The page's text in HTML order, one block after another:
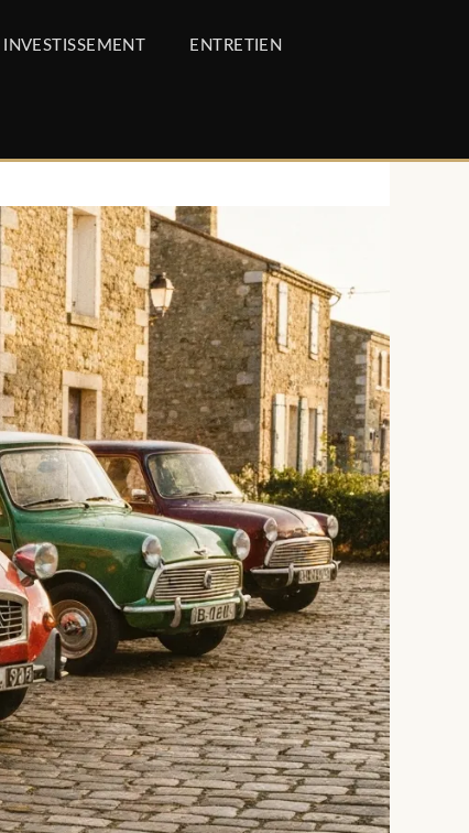
INVESTISSEMENT ENTRETIEN